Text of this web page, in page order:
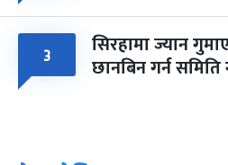
३ सिरहामा ज्यान
छानबिन गर्न